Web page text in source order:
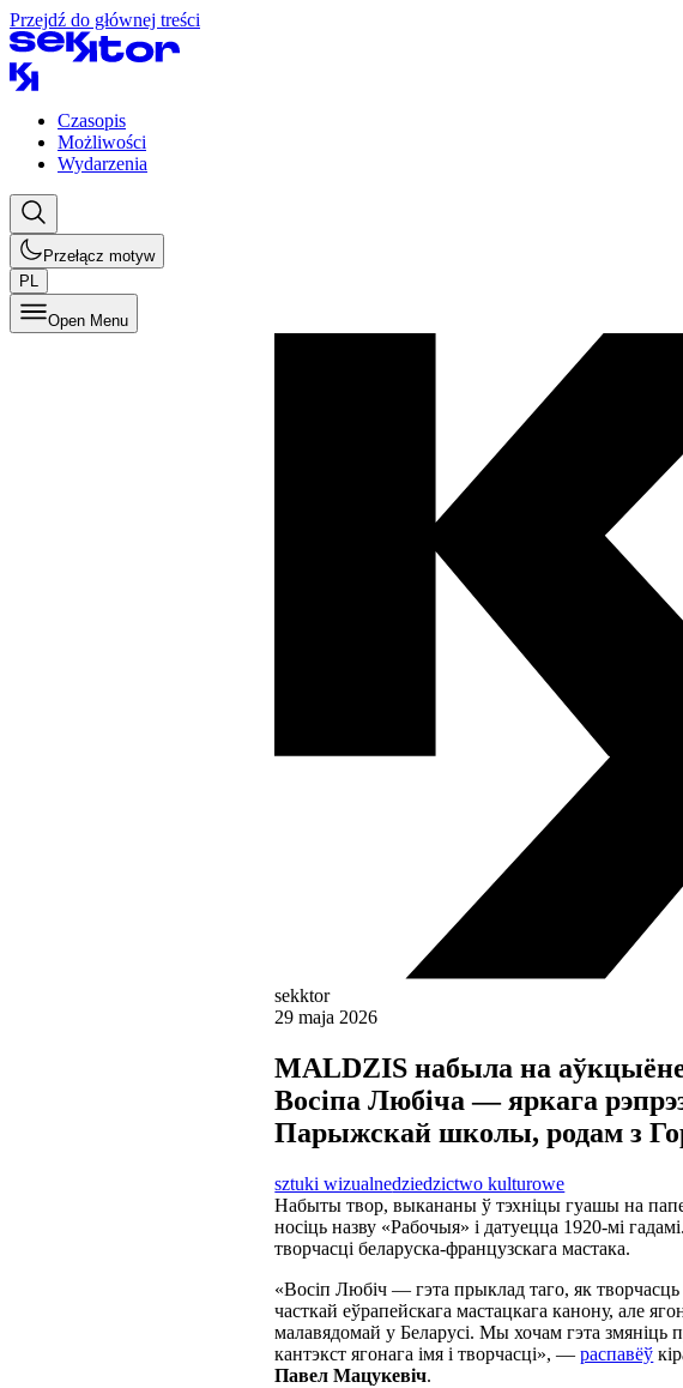
Przejdź do głównej treści
Czasopis
Możliwości
Wydarzenia
Przełącz motyw
PL
Open Menu
sekktor
29 maja 2026
MALDZIS набыла на аўкцыёне
Восіпа Любіча — яркага
Парыжскай школы, родам з
sztuki wizualnedziedzictwo kulturowe
Набыты твор, выкананы ў тэхніцы гуашы на
носіць назву «Рабочыя» і датуецца 1920-мі
творчасці беларуска-французскага мастака.
«Восіп Любіч — гэта прыклад таго, як творчасць
часткай еўрапейскага мастацкага канону, але
малавядомай у Беларусі. Мы хочам гэта змяніць
кантэкст ягонага імя і творчасці», —распавёў
Павел Мацукевіч.